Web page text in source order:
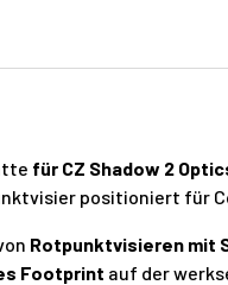
für CZ Shadow 2
positioniert für
Rotpunktvisieren mit
Footprint auf der